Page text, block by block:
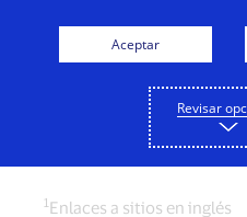
Reporte de fraude
12 Peak Season
Payment Fraud
1 Enlaces a sitios en inglés
Aceptar
Revisar